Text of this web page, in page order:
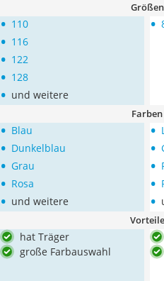
Größen
• 110
• 116
• 122
• 128
• und weitere
•
Farben
• Blau
• Dunkelblau
• Grau
• Rosa
• und weitere
•
•
•
•
•
Vorteile
hat Träger
große Farbauswahl